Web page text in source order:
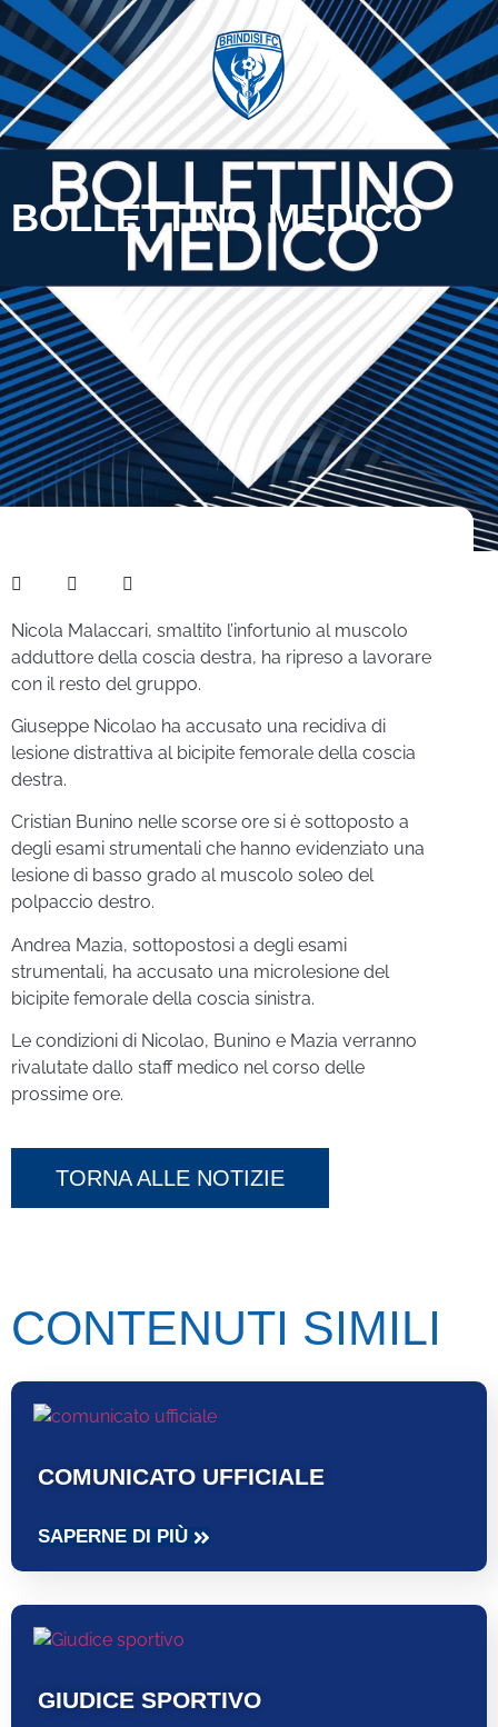
BOLLETTINO MEDICO
Nicola Malaccari, smaltito l’infortunio al muscolo
adduttore della coscia destra, ha ripreso a lavorare
con il resto del gruppo.
Giuseppe Nicolao ha accusato una recidiva di
lesione distrattiva al bicipite femorale della coscia
destra.
Cristian Bunino nelle scorse ore si è sottoposto a
degli esami strumentali che hanno evidenziato una
lesione di basso grado al muscolo soleo del
polpaccio destro.
Andrea Mazia, sottopostosi a degli esami
strumentali, ha accusato una microlesione del
bicipite femorale della coscia sinistra.
Le condizioni di Nicolao, Bunino e Mazia verranno
rivalutate dallo staff medico nel corso delle
prossime ore.
TORNA ALLE NOTIZIE
CONTENUTI SIMILI
COMUNICATO UFFICIALE
SAPERNE DI PIÙ
GIUDICE SPORTIVO